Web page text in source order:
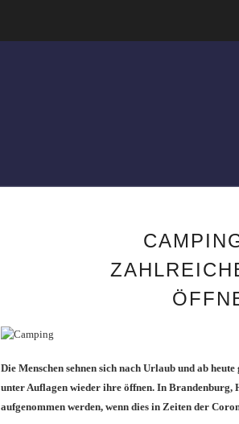
Die Menschen sehnen sich nach Urlaub und ab
unter Auflagen wieder ihre öffnen. In Brandenburg,
aufgenommen werden, wenn dies in Zeiten der